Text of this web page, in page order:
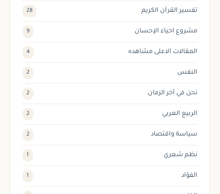
تفسير القرآن الكريم 28
مشروع احياء الإحسان 9
المقالات الاعلى مشاهده 4
النفس 2
نحن في آخر الزمان 2
الربيع العربي 2
سياسة واقتصاد 2
نظم شعري 1
الفؤاد 1